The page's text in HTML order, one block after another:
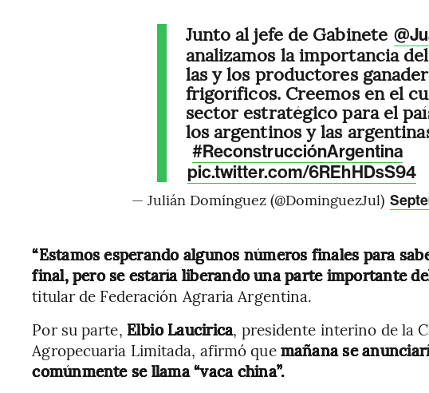
Junto al jefe de Gabinete
analizamos la importancia
las y los productores
frigoríficos. Creemos en el
sector estratégico para el
los argentinos y las
#ReconstrucciónArgentina
pic.twitter.com/6REhHDsS94
— Julián Domínguez (@DominguezJul)
“Estamos esperando algunos números finales para
final, pero se estaría liberando una parte importante
titular de Federación Agraria Argentina.
Por su parte, Elbio Laucirica, presidente interino de la
Agropecuaria Limitada, afirmó quemañana se
comúnmente se llama “vaca china”.